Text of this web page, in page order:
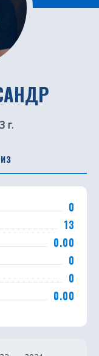
г.
0
13
0.00
0
0
0.00